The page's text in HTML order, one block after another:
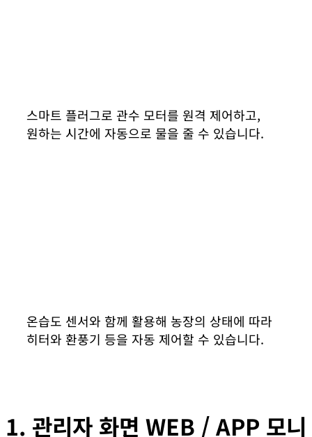
스마트 플러그로 관수 모터를 원격 제어하고,
원하는 시간에 자동으로 물을 줄 수 있습니다.
온습도 센서와 함께 활용해 농장의 상태에 따라
히터와 환풍기 등을 자동 제어할 수 있습니다.
1. 관리자 화면 WEB / APP 모니